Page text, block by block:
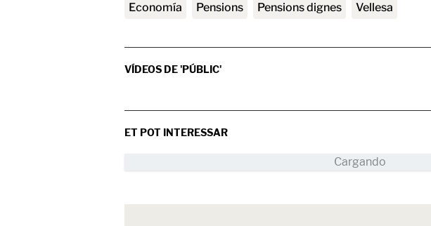
Economía pensions Pensions dignes vellesa
VÍDEOS DE 'PÚBLIC'
ET POT INTERESSAR